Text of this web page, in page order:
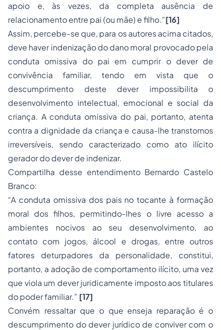
apoio e, às vezes, da completa ausência de
relacionamento entre pai (ou mãe) e filho.”[16]
Assim, percebe-se que, para os autores acima citados,
deve haver indenização do dano moral provocado pela
conduta omissiva do pai em cumprir o dever de
convivência familiar, tendo em vista que o
descumprimento deste dever impossibilita o
desenvolvimento intelectual, emocional e social da
criança. A conduta omissiva do pai, portanto, atenta
contra a dignidade da criança e causa-lhe transtornos
irreversíveis, sendo caracterizado como ato ilícito
gerador do dever de indenizar.
Compartilha desse entendimento Bernardo Castelo
Branco:
“A conduta omissiva dos pais no tocante à formação
moral dos filhos, permitindo-lhes o livre acesso a
ambientes nocivos ao seu desenvolvimento, ao
contato com jogos, álcool e drogas, entre outros
fatores deturpadores da personalidade, constitui,
portanto, a adoção de comportamento ilícito, uma vez
que viola um dever juridicamente imposto aos titulares
do poder familiar.” [17]
Convém ressaltar que o que enseja reparação é o
descumprimento do dever jurídico de conviver com o